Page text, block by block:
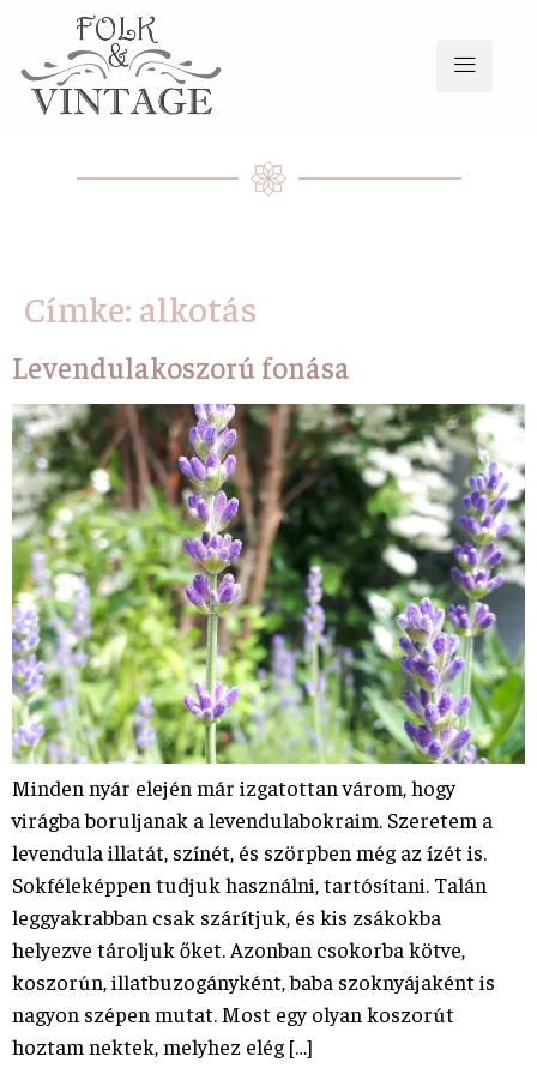
Címke: alkotás
Levendulakoszorú fonása
Minden nyár elején már izgatottan várom, hogy
virágba boruljanak a levendulabokraim. Szeretem a
levendula illatát, színét, és szörpben még az ízét is.
Sokféleképpen tudjuk használni, tartósítani. Talán
leggyakrabban csak szárítjuk, és kis zsákokba
helyezve tároljuk őket. Azonban csokorba kötve,
koszorún, illatbuzogányként, baba szoknyájaként is
nagyon szépen mutat. Most egy olyan koszorút
hoztam nektek, melyhez elég […]